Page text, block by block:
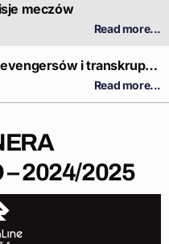
meczów
Read more...
Puchar Polski: Kadry Revengersów i transkrupki.pl
Read more...
2024/2025